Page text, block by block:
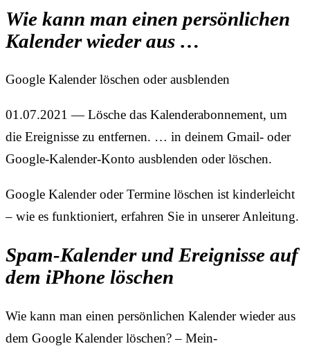
Wie kann man einen persönlichen
Kalender wieder aus …
Google Kalender löschen oder ausblenden
01.07.2021 — Lösche das Kalenderabonnement, um
die Ereignisse zu entfernen. … in deinem Gmail- oder
Google-Kalender-Konto ausblenden oder löschen.
Google Kalender oder Termine löschen ist kinderleicht
– wie es funktioniert, erfahren Sie in unserer Anleitung.
Spam-Kalender und Ereignisse auf
dem iPhone löschen
Wie kann man einen persönlichen Kalender wieder aus
dem Google Kalender löschen? – Mein-